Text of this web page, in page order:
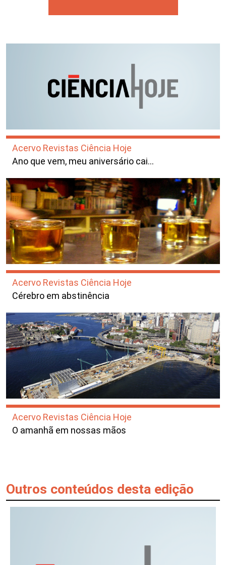
Acervo Revistas Ciência Hoje
Ano que vem, meu aniversário cai…
Acervo Revistas Ciência Hoje
Cérebro em abstinência
Acervo Revistas Ciência Hoje
O amanhã em nossas mãos
Outros conteúdos desta edição